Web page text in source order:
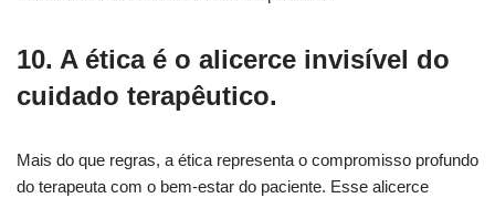
10. A ética é o alicerce invisível do
cuidado terapêutico.
Mais do que regras, a ética representa o compromisso profundo
do terapeuta com o bem-estar do paciente. Esse alicerce